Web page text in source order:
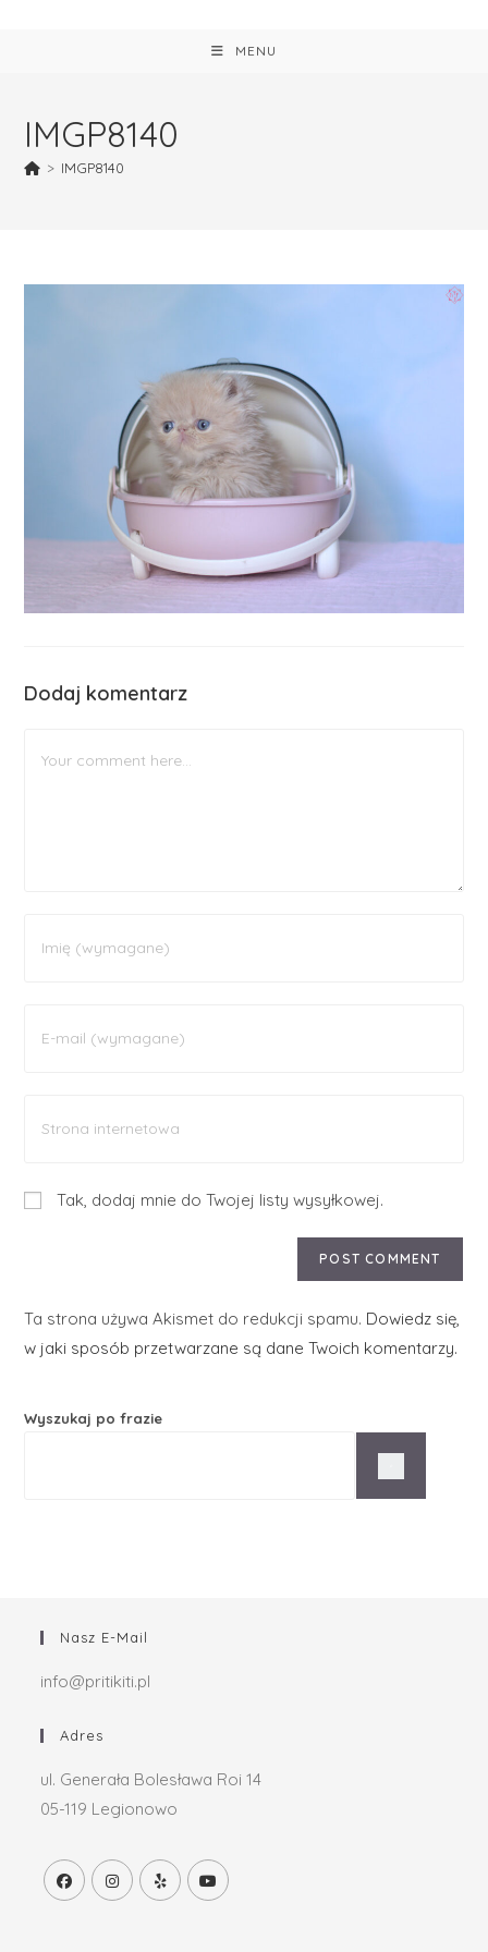
MENU
IMGP8140
> IMGP8140
Dodaj komentarz
Tak, dodaj mnie do Twojej listy wysyłkowej.
Ta strona używa Akismet do redukcji spamu. Dowiedz się,
w jaki sposób przetwarzane są dane Twoich komentarzy.
Wyszukaj po frazie
Nasz E-Mail
info@pritikiti.pl
Adres
ul. Generała Bolesława Roi 14
05-119 Legionowo